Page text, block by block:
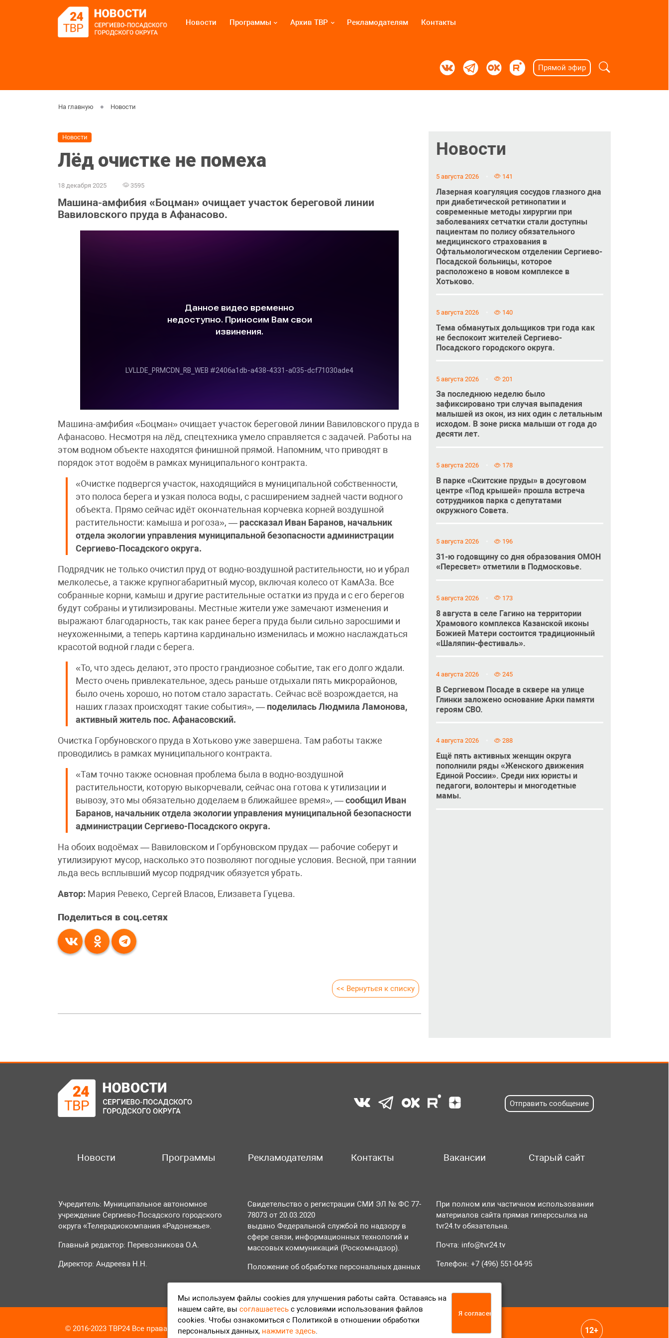
Новости Программы Архив ТВР Рекламодателям Контакты
Прямой эфир
На главную Новости
Новости
Лёд очистке не помеха
18 декабря 2025 3595
Машина-амфибия «Боцман» очищает участок береговой линии
Вавиловского пруда в Афанасово.
Машина-амфибия «Боцман» очищает участок береговой линии Вавиловского пруда в
Афанасово. Несмотря на лёд, спецтехника умело справляется с задачей. Работы на
этом водном объекте находятся финишной прямой. Напомним, что приводят в
порядок этот водоём в рамках муниципального контракта.
«Очистке подвергся участок, находящийся в муниципальной собственности,
это полоса берега и узкая полоса воды, с расширением задней части водного
объекта. Прямо сейчас идёт окончательная корчевка корней воздушной
растительности: камыша и рогоза», — рассказал Иван Баранов, начальник
отдела экологии управления муниципальной безопасности администрации
Сергиево-Посадского округа.
Подрядчик не только очистил пруд от водно-воздушной растительности, но и убрал
мелколесье, а также крупногабаритный мусор, включая колесо от КамАЗа. Все
собранные корни, камыш и другие растительные остатки из пруда и с его берегов
будут собраны и утилизированы. Местные жители уже замечают изменения и
выражают благодарность, так как ранее берега пруда были сильно заросшими и
неухоженными, а теперь картина кардинально изменилась и можно наслаждаться
красотой водной глади с берега.
«То, что здесь делают, это просто грандиозное событие, так его долго ждали.
Место очень привлекательное, здесь раньше отдыхали пять микрорайонов,
было очень хорошо, но потом стало зарастать. Сейчас всё возрождается, на
наших глазах происходят такие события», — поделилась Людмила Ламонова,
активный житель пос. Афанасовский.
Очистка Горбуновского пруда в Хотьково уже завершена. Там работы также
проводились в рамках муниципального контракта.
«Там точно также основная проблема была в водно-воздушной
растительности, которую выкорчевали, сейчас она готова к утилизации и
вывозу, это мы обязательно доделаем в ближайшее время», — сообщил Иван
Баранов, начальник отдела экологии управления муниципальной безопасности
администрации Сергиево-Посадского округа.
На обоих водоёмах — Вавиловском и Горбуновском прудах — рабочие соберут и
утилизируют мусор, насколько это позволяют погодные условия. Весной, при таянии
льда весь всплывший мусор подрядчик обязуется убрать.
Автор: Мария Ревеко, Сергей Власов, Елизавета Гуцева.
Поделиться в соц.сетях
<< Вернуться к списку
Новости
5 августа 2026 141
Лазерная коагуляция сосудов глазного дна
при диабетической ретинопатии и
современные методы хирургии при
заболеваниях сетчатки стали доступны
пациентам по полису обязательного
медицинского страхования в
Офтальмологическом отделении Сергиево-
Посадской больницы, которое
расположено в новом комплексе в
Хотьково.
5 августа 2026 140
Тема обманутых дольщиков три года как
не беспокоит жителей Сергиево-
Посадского городского округа.
5 августа 2026 201
За последнюю неделю было
зафиксировано три случая выпадения
малышей из окон, из них один с летальным
исходом. В зоне риска малыши от года до
десяти лет.
5 августа 2026 178
В парке «Скитские пруды» в досуговом
центре «Под крышей» прошла встреча
сотрудников парка с депутатами
окружного Совета.
5 августа 2026 196
31-ю годовщину со дня образования ОМОН
«Пересвет» отметили в Подмосковье.
5 августа 2026 173
8 августа в селе Гагино на территории
Храмового комплекса Казанской иконы
Божией Матери состоится традиционный
«Шаляпин-фестиваль».
4 августа 2026 245
В Сергиевом Посаде в сквере на улице
Глинки заложено основание Арки памяти
героям СВО.
4 августа 2026 288
Ещё пять активных женщин округа
пополнили ряды «Женского движения
Единой России». Среди них юристы и
педагоги, волонтеры и многодетные
мамы.
Отправить сообщение
Новости Программы Рекламодателям Контакты Вакансии Старый сайт
Учредитель: Муниципальное автономное
учреждение Сергиево-Посадского городского
округа «Телерадиокомпания «Радонежье».
Главный редактор: Перевозникова О.А.
Директор: Андреева Н.Н.
Свидетельство о регистрации СМИ ЭЛ № ФС 77-
78073 от 20.03.2020
выдано Федеральной службой по надзору в
сфере связи, информационных технологий и
массовых коммуникаций (Роскомнадзор).
Положение об обработке персональных данных
При полном или частичном использовании
материалов сайта прямая гиперссылка на
tvr24.tv обязательна.
Почта: info@tvr24.tv
Телефон: +7 (496) 551-04-95
© 2016-2023 ТВР24 Все права защищены 12+
Мы используем файлы cookies для улучшения работы сайта. Оставаясь на
нашем сайте, вы соглашаетесь с условиями использования файлов
cookies. Чтобы ознакомиться с Политикой в отношении обработки
персональных данных, нажмите здесь.
Я согласен